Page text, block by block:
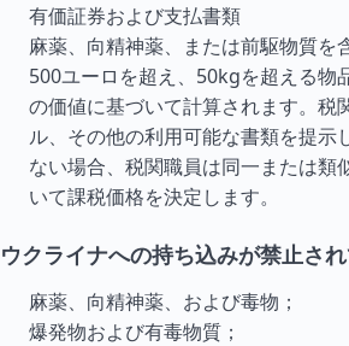
有価証券および支払書類
麻薬、向精神薬、または前駆物質を
500ユーロを超え、50kgを超える物
の価値に基づいて計算されます。税
ル、その他の利用可能な書類を提示
ない場合、税関職員は同一または類
いて課税価格を決定します。
ウクライナへの持ち込みが禁止さ
麻薬、向精神薬、および毒物；
爆発物および有毒物質；